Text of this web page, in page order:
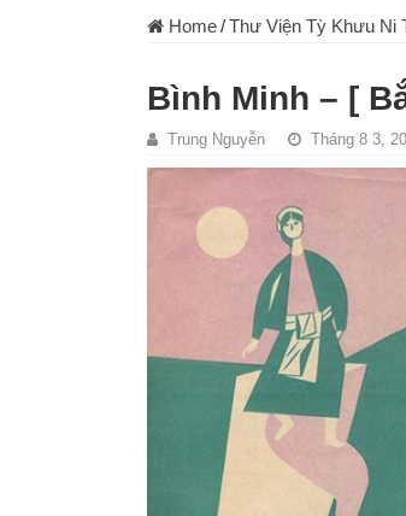
Home/Thư Viện Tỳ Khưu Ni
Bình Minh – [
Trung Nguyễn Tháng 8 3,